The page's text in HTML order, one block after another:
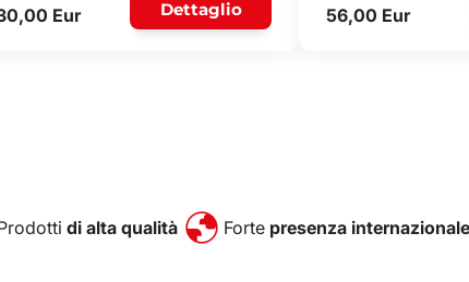
Eur Dettaglio 56,00 Eur
di alta qualità Forte presenza internazionale